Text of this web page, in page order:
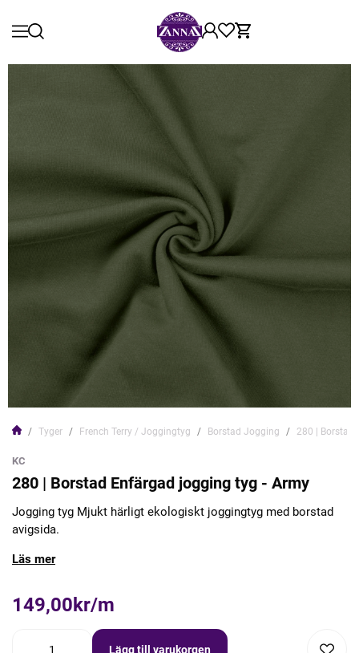
Tyger French Terry / Joggingtyg Borstad Jogging 280 | Borstad
KC
280 | Borstad Enfärgad jogging tyg - Army
Jogging tyg Mjukt härligt ekologiskt joggingtyg med borstad
avigsida.
Läs mer
149,00kr/m
Lägg till varukorgen